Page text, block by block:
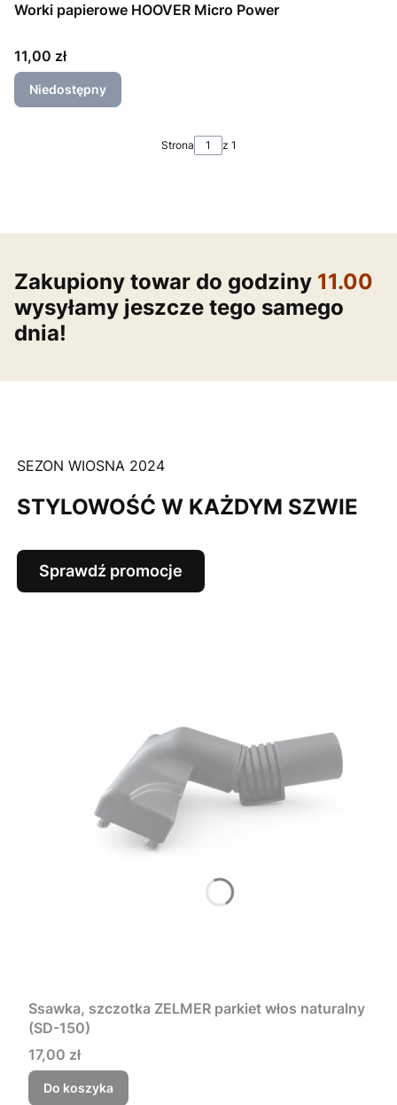
Worki papierowe HOOVER Micro Power
Cena
11,00 zł
Niedostępny
Strona z 1
Zakupiony towar do godziny 11.00
wysyłamy jeszcze tego samego
dnia!
SEZON WIOSNA 2024
STYLOWOŚĆ W KAŻDYM SZWIE
Sprawdź promocje
Ssawka, szczotka ZELMER parkiet włos naturalny
(SD-150)
Cena
17,00 zł
Do koszyka